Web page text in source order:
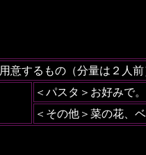
用意するもの（分量は２人前
＜パスタ＞お好みで
＜その他＞菜の花、